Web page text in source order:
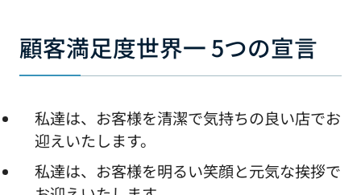
顧客満足度世界一 5つの宣言
私達は、お客様を清潔で気持ちの良い店でお
迎えいたします。
私達は、お客様を明るい笑顔と元気な挨拶で